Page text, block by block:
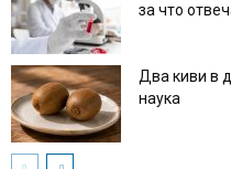
за что
Два киви в
наука